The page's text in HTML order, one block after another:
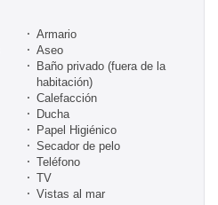
Armario
Aseo
Baño privado (fuera de la
habitación)
Calefacción
Ducha
Papel Higiénico
Secador de pelo
Teléfono
TV
Vistas al mar